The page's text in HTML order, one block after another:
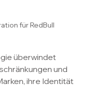
für RedBull
überwindet
und
ihre Identität